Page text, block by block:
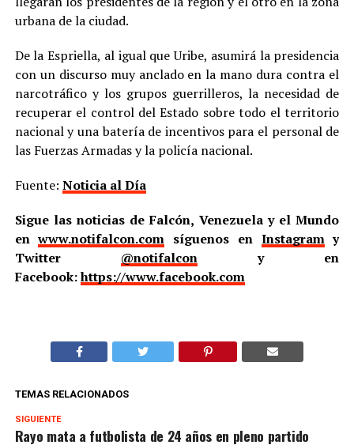
urbana de la ciudad.
De la Espriella, al igual que Uribe, asumirá la presidencia
con un discurso muy anclado en la mano dura contra el
narcotráfico y los grupos guerrilleros, la necesidad de
recuperar el control del Estado sobre todo el territorio
nacional y una batería de incentivos para el personal de
las Fuerzas Armadas y la policía nacional.
Fuente: Noticia al Día
Sigue las noticias de Falcón, Venezuela y el Mundo
enwww.notifalcon.com síguenos en Instagramy
Twitter @notifalcony en
Facebook:https://www.facebook.com
TEMAS RELACIONADOS
SIGUIENTE
Rayo mata a futbolista de 24 años en pleno partido